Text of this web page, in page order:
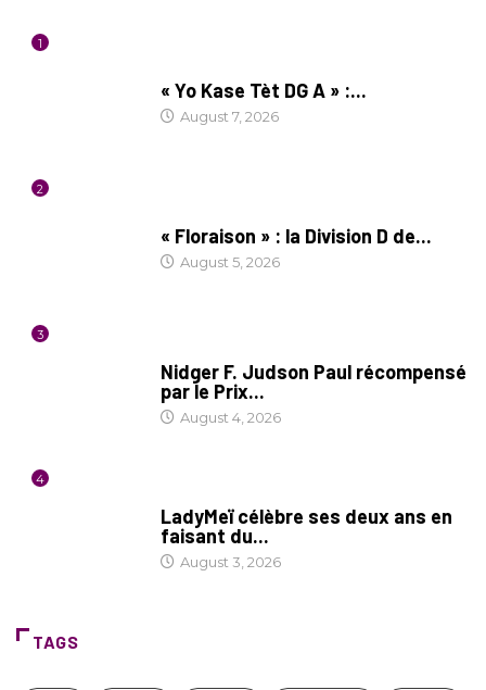
1
« Yo Kase Tèt DG A » :...
August 7, 2026
2
« Floraison » : la Division D de...
August 5, 2026
3
Nidger F. Judson Paul récompensé
par le Prix...
August 4, 2026
4
LadyMeï célèbre ses deux ans en
faisant du...
August 3, 2026
TAGS